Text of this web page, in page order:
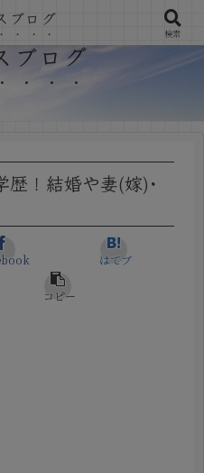
ブログ
！結婚や妻(嫁)･
はてブ
コピー
ブログ
検索